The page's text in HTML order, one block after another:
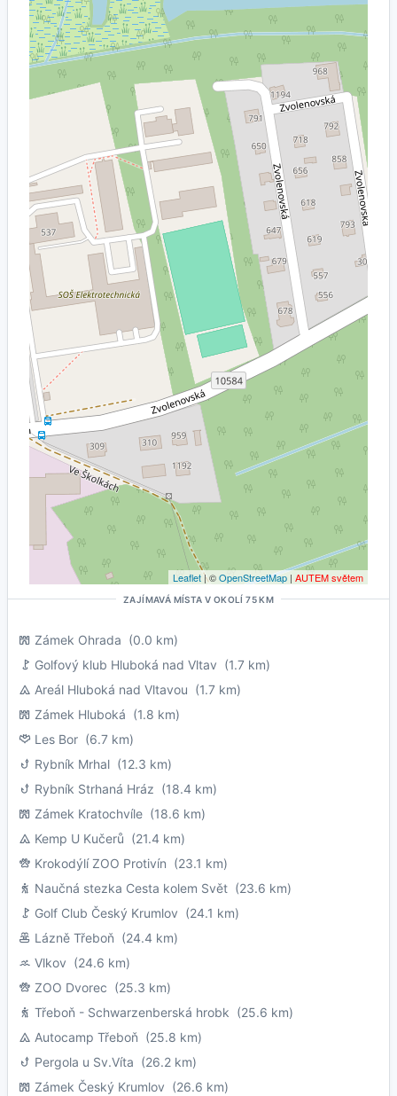
Leaflet| ©OpenStreetMap | AUTEM světem
ZAJÍMAVÁ MÍSTA V OKOLÍ 75 KM
Zámek Ohrada (0.0 km)
Golfový klub Hluboká nad Vltav (1.7 km)
Areál Hluboká nad Vltavou (1.7 km)
Zámek Hluboká (1.8 km)
Les Bor (6.7 km)
Rybník Mrhal (12.3 km)
Rybník Strhaná Hráz (18.4 km)
Zámek Kratochvíle (18.6 km)
Kemp U Kučerů (21.4 km)
Krokodýlí ZOO Protivín (23.1 km)
Naučná stezka Cesta kolem Svět (23.6 km)
Golf Club Český Krumlov (24.1 km)
Lázně Třeboň (24.4 km)
Vlkov (24.6 km)
ZOO Dvorec (25.3 km)
Třeboň - Schwarzenberská hrobk (25.6 km)
Autocamp Třeboň (25.8 km)
Pergola u Sv.Víta (26.2 km)
Zámek Český Krumlov (26.6 km)